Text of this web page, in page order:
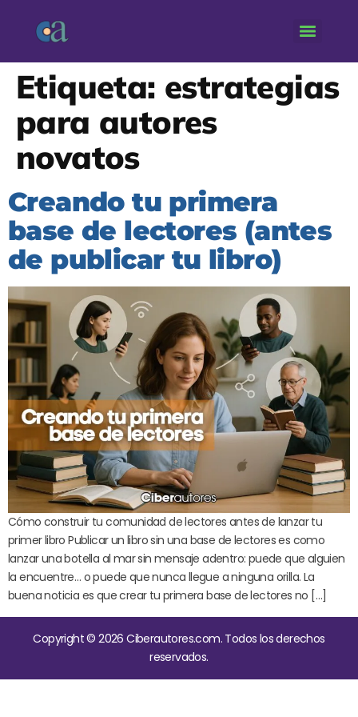
Etiqueta: estrategias
para autores
novatos
Creando tu primera
base de lectores (antes
de publicar tu libro)
Cómo construir tu comunidad de lectores antes de lanzar tu
primer libro Publicar un libro sin una base de lectores es como
lanzar una botella al mar sin mensaje adentro: puede que alguien
la encuentre… o puede que nunca llegue a ninguna orilla. La
buena noticia es que crear tu primera base de lectores no […]
Copyright © 2026 Ciberautores.com. Todos los derechos
reservados.